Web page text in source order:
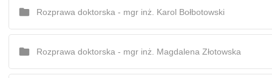
Rozprawa doktorska - mgr inż. Karol Bołbotowski
Rozprawa doktorska - mgr inż. Magdalena Złotowska